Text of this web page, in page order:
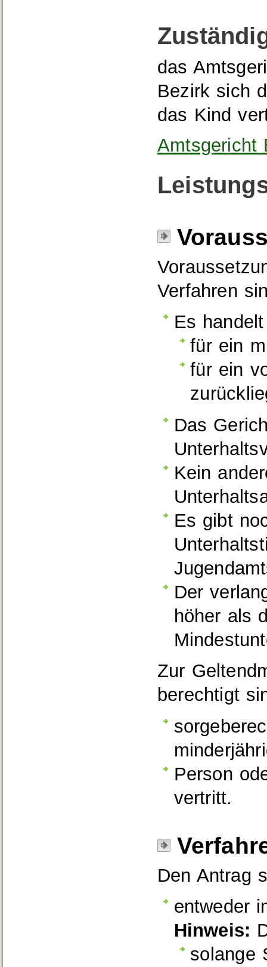
das
Bezirk sich
das Kind
Amtsgericht
Verfahren
Es
für ein
für ein
Das
Kein
Es gibt
Der
höher als
Zur
berechtigt
Person
vertritt.
Den Antrag
entweder
Hinweis:
solange